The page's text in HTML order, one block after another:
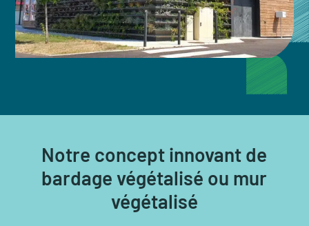
Notre concept innovant de
bardage végétalisé ou mur
végétalisé